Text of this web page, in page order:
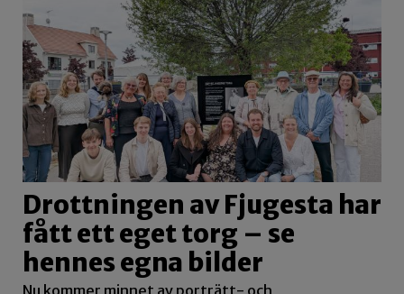
Drottningen av Fjugesta har
fått ett eget torg – se
hennes egna bilder
Nu kommer minnet av porträtt- och